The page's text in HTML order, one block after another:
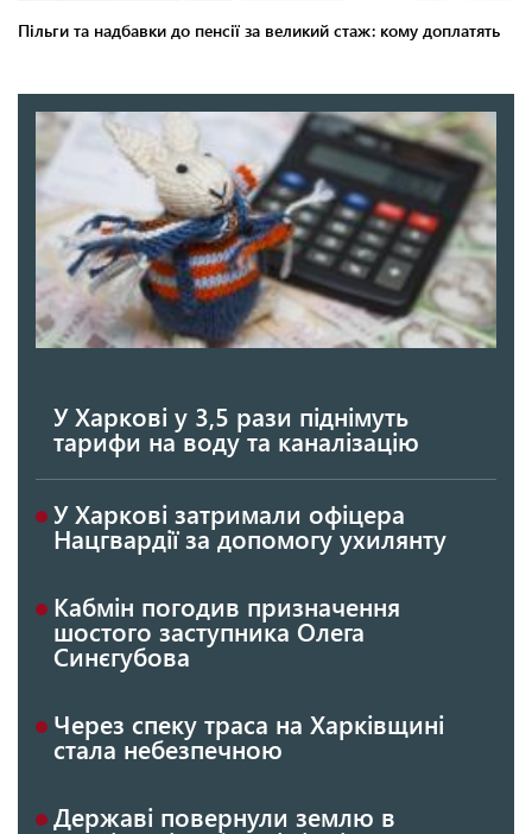
У Харкові у 3,5 рази піднімуть
тарифи на воду та каналізацію
У Харкові затримали офіцера
Нацгвардії за допомогу ухилянту
Кабмін погодив призначення
шостого заступника Олега
Синєгубова
Через спеку траса на Харківщині
стала небезпечною
Державі повернули землю в